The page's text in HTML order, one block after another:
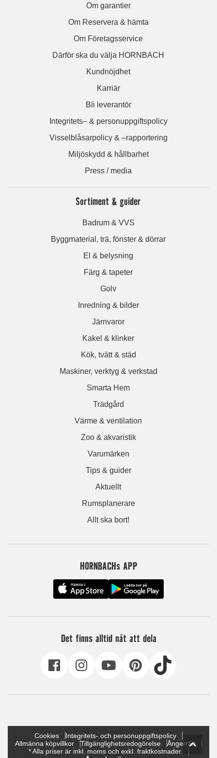
Om garantier
Om Reservera & hämta
Om Företagsservice
Därför ska du välja HORNBACH
Kundnöjdhet
Karriär
Bli leverantör
Integritets– & personuppgiftspolicy
Visselblåsarpolicy & –rapportering
Miljöskydd & hållbarhet
Press / media
Sortiment & guider
Badrum & VVS
Byggmaterial, trä, fönster & dörrar
El & belysning
Färg & tapeter
Golv
Inredning & bilder
Järnvaror
Kakel & klinker
Kök, tvätt & städ
Maskiner, verktyg & verkstad
Smarta Hem
Trädgård
Värme & ventilation
Zoo & akvaristik
Varumärken
Tips & guider
Aktuellt
Rumsplanerare
Allt ska bort!
HORNBACHs APP
Det finns alltid nåt att dela
Cookies
Integritets- och personuppgiftspolicy
Allmänna köpvillkor
Tillgänglighetsredogörelse
Ångerrätt
* Alla priser är inkl. moms och exkl. fraktkostnader.